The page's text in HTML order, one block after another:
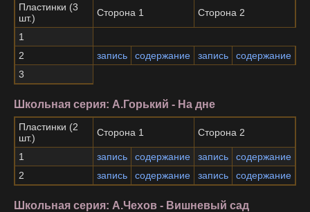
Пластинки (3
шт.)
Сторона 1 Сторона 2
1
2
запись содержание запись
содержание
3
Школьная серия: А.Горький - На дне
Пластинки (2
шт.)
Сторона 1 Сторона 2
1 запись содержание запись
содержание
2
запись содержание запись содержание
Школьная серия: А.Чехов - Вишневый сад